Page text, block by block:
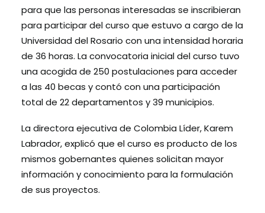
para que las personas interesadas se inscribieran
para participar del curso que estuvo a cargo de la
Universidad del Rosario con una intensidad horaria
de 36 horas. La convocatoria inicial del curso tuvo
una acogida de 250 postulaciones para acceder
a las 40 becas y contó con una participación
total de 22 departamentos y 39 municipios.
La directora ejecutiva de Colombia Líder, Karem
Labrador, explicó que el curso es producto de los
mismos gobernantes quienes solicitan mayor
información y conocimiento para la formulación
de sus proyectos.